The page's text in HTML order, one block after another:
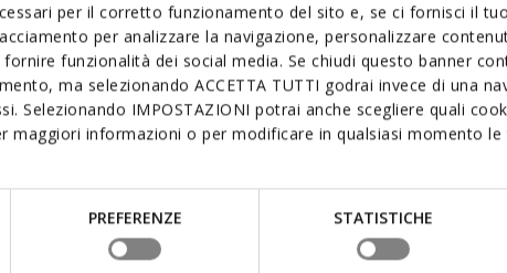
per il corretto funzionamento del sito e, se ci fornisci il
per analizzare la navigazione, personalizzare
funzionalità dei social media. Se chiudi questo banner
ma selezionando ACCETTA TUTTI godrai invece di una
Selezionando IMPOSTAZIONI potrai anche scegliere quali
maggiori informazioni o per modificare in qualsiasi momento
PREFERENZE STATISTICHE
aimer